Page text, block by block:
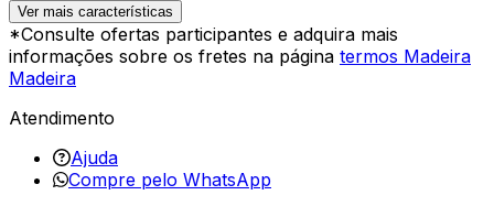
Ver mais características
*Consulte ofertas participantes e adquira mais
informações sobre os fretes na página termos Madeira
Madeira
Atendimento
Ajuda
Compre pelo WhatsApp